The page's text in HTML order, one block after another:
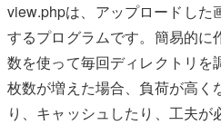
view.phpは、アップロードした
するプログラムです。簡易的に
数を使って毎回ディレクトリを
枚数が増えた場合、負荷が高く
り、キャッシュしたり、工夫が